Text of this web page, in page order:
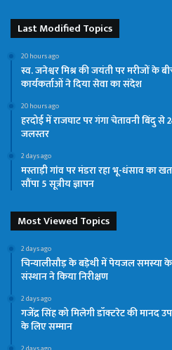
Last Modified Topics
20 hours ago
स्व. जनेश्वर मिश्र की जयंती पर मरीजों के
कार्यकर्ताओं ने दिया सेवा का संदेश
20 hours ago
हरदोई में राजघाट पर गंगा चेतावनी बिंदु से
जलस्तर
2 days ago
मस्ताड़ी गांव पर मंडरा रहा भू-धंसाव का
सौंपा 5 सूत्रीय ज्ञापन
Most Viewed Topics
2 days ago
चिन्यालीसौड़ के बड़ेथी में पेयजल समस्या
संस्थान ने किया निरीक्षण
2 days ago
गजेंद्र सिंह को मिलेगी डॉक्टरेट की मानद
के लिए सम्मान